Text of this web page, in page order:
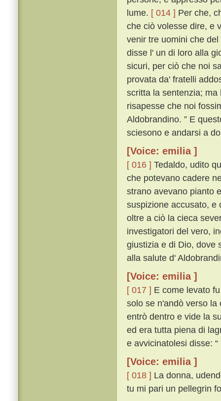
lume. [ 014 ] Per che,
che ciò volesse dire, e
venir tre uomini che
disse l' un di loro alla
sicuri, per ciò che noi
provata da' fratelli
scritta la sentenzia;
risapesse che noi
Aldobrandino. ” E
sciesono e andarsi a
[Voice: emilia ]
[ 016 ] Tedaldo, udito
che potevano cadere
strano avevano pianto
suspizione accusato, e
oltre a ciò la cieca
investigatori del vero,
giustizia e di Dio, dove
alla salute d'
[Voice: emilia ]
[ 017 ] E come levato
solo se n'andò verso
entrò dentro e vide la
ed era tutta piena di
e avvicinatolesi disse:
[Voice: emilia ]
[ 018 ] La donna,
tu mi pari un pellegrin